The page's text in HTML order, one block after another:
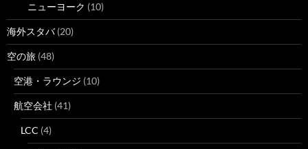
ニューヨーク (10)
海外スタバ(20)
空の旅 (48)
空港・ラウンジ (10)
航空会社 (41)
LCC (4)